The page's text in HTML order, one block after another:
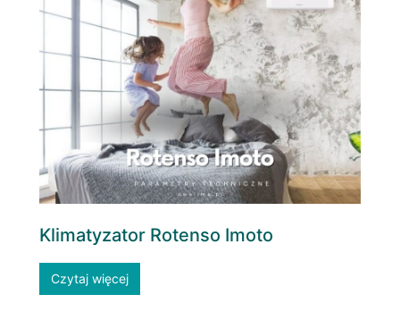
Klimatyzator Rotenso Imoto
Czytaj więcej